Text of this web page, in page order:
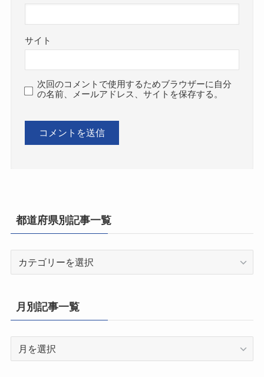
サイト
次回のコメントで使用するためブラウザーに自分
の名前、メールアドレス、サイトを保存する。
都道府県別記事一覧
県
別
一
月別記事一覧